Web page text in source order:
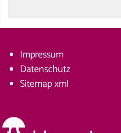
Impressum
Datenschutz
Sitemapxml